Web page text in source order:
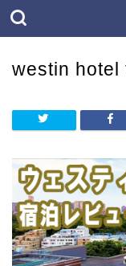
westin hotel